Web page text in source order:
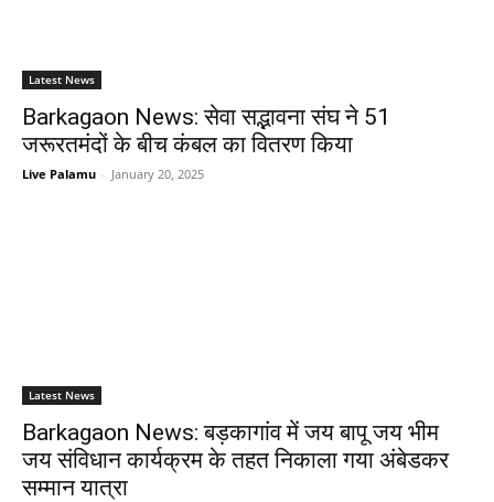
Latest News
Barkagaon News: सेवा सद्भावना संघ ने 51
जरूरतमंदों के बीच कंबल का वितरण किया
Live Palamu - January 20, 2025
Latest News
Barkagaon News: बड़कागांव में जय बापू जय भीम
जय संविधान कार्यक्रम के तहत निकाला गया अंबेडकर
सम्मान यात्रा